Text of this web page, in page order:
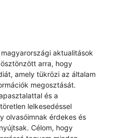
aktualitások
arra, hogy
amely tükrözi az általam
megosztását.
és a
lelkesedéssel
olvasóimnak érdekes és
Célom, hogy